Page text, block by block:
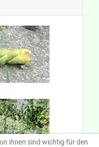
ihnen sind wichtig für den